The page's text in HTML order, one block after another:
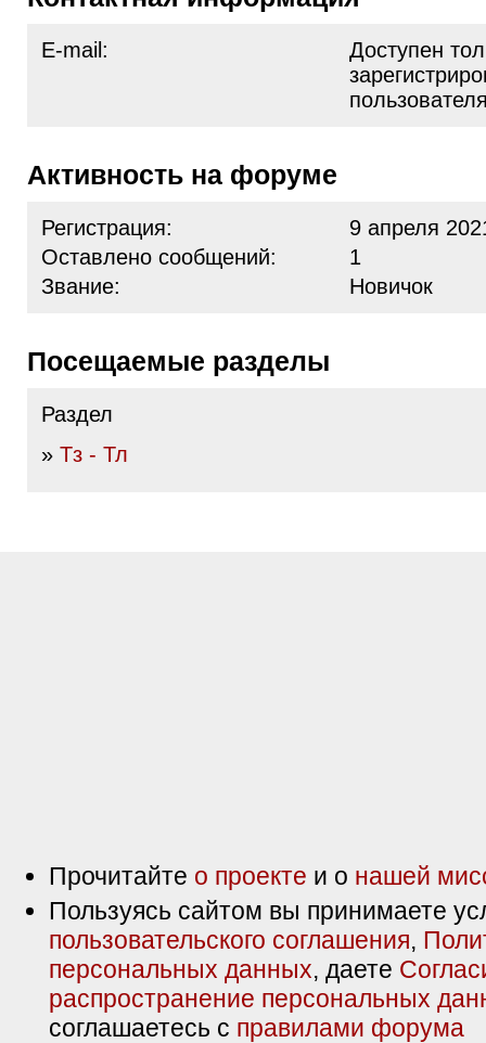
E-mail:
Доступен
Активность на форуме
Регистрация:
9 апреля
Оставлено сообщений:
1
Звание:
Новичок
Посещаемые разделы
Раздел
» Тз - Тл
Прочитайте о проекте и о нашей
Пользуясь сайтом вы принимаете
пользовательского соглашения,
персональных данных, даете
распространение персональных
соглашаетесь с правилами форума